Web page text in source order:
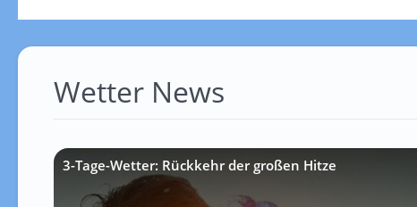
Wetter News
3-Tage-Wetter: Rückkehr der großen Hitze